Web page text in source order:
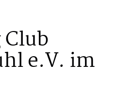
e.V. im